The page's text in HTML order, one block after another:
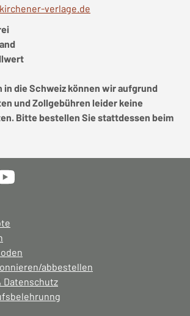
verlage.de
in die Schweiz können wir aufgrund
und Zollgebühren leider keine
Bitte bestellen Sie stattdessen beim
abbestellen
Datenschutz